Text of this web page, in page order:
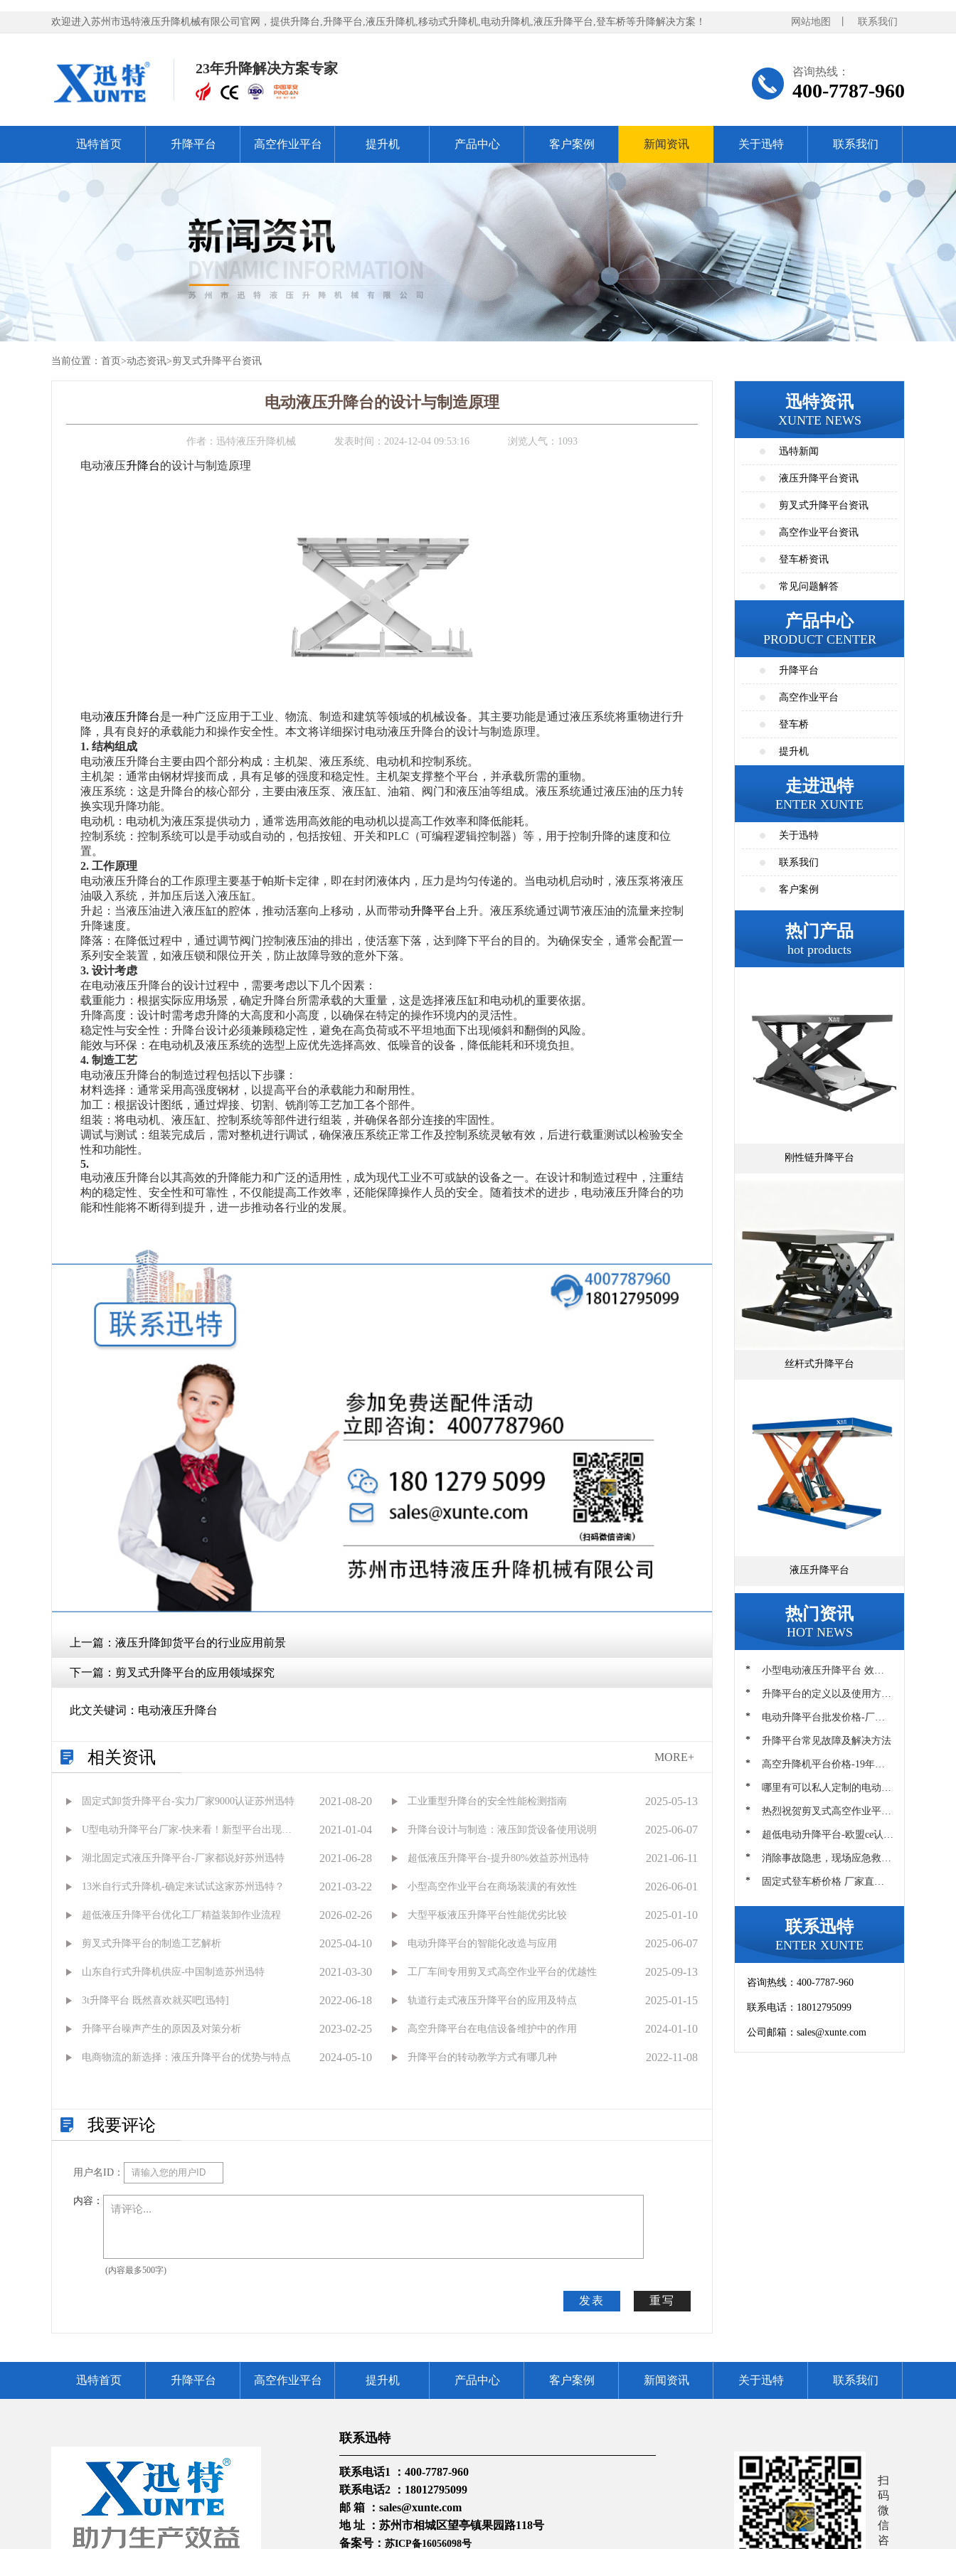
欢迎进入苏州市迅特液压升降机械有限公司官网，提供升降台,升降平台,液压升降机,移动式升降机,电动升降机,液压升降平台,登车桥等升降解决方案！ 网站地图 联系我们
23年升降解决方案专家 咨询热线：
400-7787-960
迅特首页 升降平台 高空作业平台 提升机 产品中心 客户案例 新闻资讯 关于迅特 联系我们
当前位置： 首页>动态资讯>剪叉式升降平台资讯
电动液压升降台的设计与制造原理
作者： 迅特液压升降机械 发表时间： 2024-12-04 09:53:16 浏览人气： 1093
电动液压升降台的设计与制造原理
电动液压升降台是一种广泛应用于工业、物流、制造和建筑等领域的机械设备。其主要功能是通过液压系统将重物进行升
降，具有良好的承载能力和操作安全性。本文将详细探讨电动液压升降台的设计与制造原理。
1. 结构组成
电动液压升降台主要由四个部分构成：主机架、液压系统、电动机和控制系统。
主机架：通常由钢材焊接而成，具有足够的强度和稳定性。主机架支撑整个平台，并承载所需的重物。
液压系统：这是升降台的核心部分，主要由液压泵、液压缸、油箱、阀门和液压油等组成。液压系统通过液压油的压力转
换实现升降功能。
电动机：电动机为液压泵提供动力，通常选用高效能的电动机以提高工作效率和降低能耗。
控制系统：控制系统可以是手动或自动的，包括按钮、开关和PLC（可编程逻辑控制器）等，用于控制升降的速度和位
置。
2. 工作原理
电动液压升降台的工作原理主要基于帕斯卡定律，即在封闭液体内，压力是均匀传递的。当电动机启动时，液压泵将液压
油吸入系统，并加压后送入液压缸。
升起：当液压油进入液压缸的腔体，推动活塞向上移动，从而带动升降平台 上升。液压系统通过调节液压油的流量来控制
升降速度。
降落：在降低过程中，通过调节阀门控制液压油的排出，使活塞下落，达到降下平台的目的。为确保安全，通常会配置一
系列安全装置，如液压锁和限位开关，防止故障导致的意外下落。
3. 设计考虑
在电动液压升降台的设计过程中，需要考虑以下几个因素：
载重能力：根据实际应用场景，确定升降台所需承载的大重量，这是选择液压缸和电动机的重要依据。
升降高度：设计时需考虑升降的大高度和小高度，以确保在特定的操作环境内的灵活性。
稳定性与安全性：升降台设计必须兼顾稳定性，避免在高负荷或不平坦地面下出现倾斜和翻倒的风险。
能效与环保：在电动机及液压系统的选型上应优先选择高效、低噪音的设备，降低能耗和环境负担。
4. 制造工艺
电动液压升降台的制造过程包括以下步骤：
材料选择：通常采用高强度钢材，以提高平台的承载能力和耐用性。
加工：根据设计图纸，通过焊接、切割、铣削等工艺加工各个部件。
组装：将电动机、液压缸、控制系统等部件进行组装，并确保各部分连接的牢固性。
调试与测试：组装完成后，需对整机进行调试，确保液压系统正常工作及控制系统灵敏有效，后进行载重测试以检验安全
性和功能性。
5.
电动液压升降台以其高效的升降能力和广泛的适用性，成为现代工业不可或缺的设备之一。在设计和制造过程中，注重结
构的稳定性、安全性和可靠性，不仅能提高工作效率，还能保障操作人员的安全。随着技术的进步，电动液压升降台的功
能和性能将不断得到提升，进一步推动各行业的发展。
上一篇： 液压升降卸货平台的行业应用前景
下一篇： 剪叉式升降平台的应用领域探究
此文关键词： 电动液压升降台
相关资讯 MORE+
固定式卸货升降平台-实力厂家9000认证苏州迅特 2021-08-20 工业重型升降台的安全性能检测指南 2025-05-13
U型电动升降平台厂家-快来看！新型平台出现了
苏州迅特
2021-01-04 升降台设计与制造：液压卸货设备使用说明 2025-06-07
湖北固定式液压升降平台-厂家都说好苏州迅特 2021-06-28 超低液压升降平台-提升80%效益苏州迅特 2021-06-11
13米自行式升降机-确定来试试这家苏州迅特？ 2021-03-22 小型高空作业平台在商场装潢的有效性 2026-06-01
超低液压升降平台优化工厂精益装卸作业流程 2026-02-26 大型平板液压升降平台性能优劣比较 2025-01-10
剪叉式升降平台的制造工艺解析 2025-04-10 电动升降平台的智能化改造与应用 2025-06-07
山东自行式升降机供应-中国制造苏州迅特 2021-03-30 工厂车间专用剪叉式高空作业平台的优越性 2025-09-13
3t升降平台 既然喜欢就买吧[迅特] 2022-06-18 轨道行走式液压升降平台的应用及特点 2025-01-15
升降平台噪声产生的原因及对策分析 2023-02-25 高空升降平台在电信设备维护中的作用 2024-01-10
电商物流的新选择：液压升降平台的优势与特点 2024-05-10 升降平台的转动教学方式有哪几种 2022-11-08
我要评论
用户名ID：
内容：
(内容最多500字)
发表 重写
迅特资讯
XUNTE NEWS
迅特新闻
液压升降平台资讯
剪叉式升降平台资讯
高空作业平台资讯
登车桥资讯
常见问题解答
产品中心
PRODUCT CENTER
升降平台
高空作业平台
登车桥
提升机
走进迅特
ENTER XUNTE
关于迅特
联系我们
客户案例
热门产品
hot products
刚性链升降平台
丝杆式升降平台
液压升降平台
热门资讯
HOT NEWS
*
小型电动液压升降平台 效率
*
升降平台的定义以及使用方法
*
电动升降平台批发价格-厂家
特
* 升降平台常见故障及解决方法
*
高空升降机平台价格-19年品
*
哪里有可以私人定制的电动液
*
热烈祝贺剪叉式高空作业平台
企业
*
超低电动升降平台-欧盟ce认证
*
消除事故隐患，现场应急救
*
固定式登车桥价格 厂家直销
联系迅特
ENTER XUNTE
咨询热线：400-7787-960
联系电话：18012795099
公司邮箱：sales@xunte.com
迅特首页 升降平台 高空作业平台 提升机 产品中心 客户案例 新闻资讯 关于迅特 联系我们
联系迅特
联系电话1 ：400-7787-960
联系电话2 ：18012795099
邮 箱 ：sales@xunte.com
地 址 ：苏州市相城区望亭镇果园路118号
备案号： 苏ICP备16056098号
扫
码
微
信
咨